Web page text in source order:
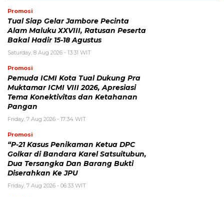
Promosi
Tual Siap Gelar Jambore Pecinta
Alam Maluku XXVIII, Ratusan Peserta
Bakal Hadir 15-18 Agustus
Saturday, 8 Aug 2026 - 13:31 WIT
Promosi
Pemuda ICMI Kota Tual Dukung Pra
Muktamar ICMI VIII 2026, Apresiasi
Tema Konektivitas dan Ketahanan
Pangan
Friday, 7 Aug 2026 - 17:34 WIT
Promosi
“P-21 Kasus Penikaman Ketua DPC
Golkar di Bandara Karel Satsuitubun,
Dua Tersangka Dan Barang Bukti
Diserahkan Ke JPU
Friday, 7 Aug 2026 - 06:33 WIT